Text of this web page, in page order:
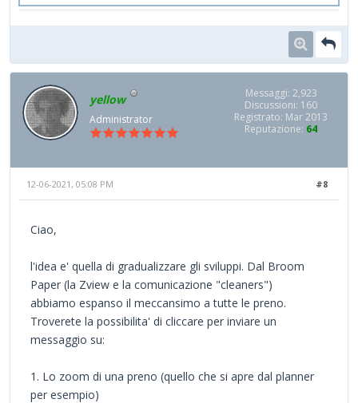
yellow
Administrator
Messaggi: 2,923
Discussioni: 160
Registrato: Mar 2013
Reputazione: 64
#8
12-06-2021, 05:08 PM
Ciao,
l'idea e' quella di gradualizzare gli sviluppi. Dal Broom
Paper (la Zview e la comunicazione "cleaners")
abbiamo espanso il meccansimo a tutte le preno.
Troverete la possibilita' di cliccare per inviare un
messaggio su:
1. Lo zoom di una preno (quello che si apre dal planner
per esempio)